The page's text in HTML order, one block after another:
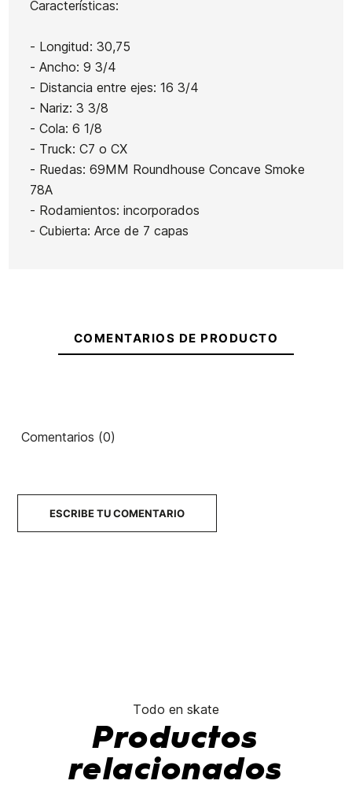
Características:
- Longitud: 30,75
- Ancho: 9 3/4
- Distancia entre ejes: 16 3/4
- Nariz: 3 3/8
- Cola: 6 1/8
- Truck: C7 o CX
- Ruedas: 69MM Roundhouse Concave Smoke
78A
- Rodamientos: incorporados
- Cubierta: Arce de 7 capas
COMENTARIOS DE PRODUCTO
Comentarios (0)
ESCRIBE TU COMENTARIO
Todo en skate
Productos
relacionados